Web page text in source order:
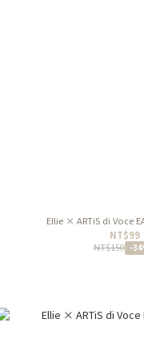
Ellie × ARTiS di Voce
NT$99
NT$150 -